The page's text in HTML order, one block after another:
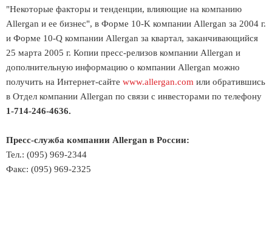
"Некоторые факторы и тенденции, влияющие на компанию
Allergan и ее бизнес", в Форме 10-K компании Allergan за 2004 г.
и Форме 10-Q компании Allergan за квартал, заканчивающийся
25 марта 2005 г. Копии пресс-релизов компании Allergan и
дополнительную информацию о компании Allergan можно
получить на Интернет-сайте www.allergan.com или обратившись
в Отдел компании Allergan по связи с инвесторами по телефону
1-714-246-4636.
Пресс-служба компании Allergan в России:
Тел.: (095) 969-2344
Факс: (095) 969-2325